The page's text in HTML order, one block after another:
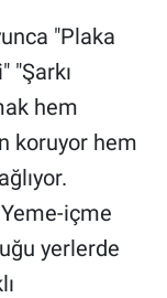
"Plaka
"Şarkı
hem
koruyor hem
Yeme-içme
yerlerde